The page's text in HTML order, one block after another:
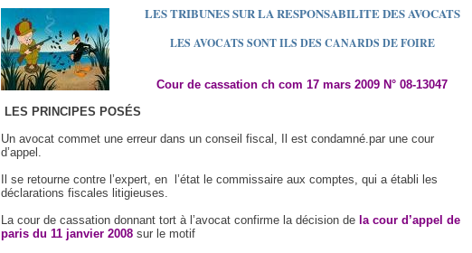
LES TRIBUNES SUR LA RESPONSABILITE DES AVOCATS
LES AVOCATS SONT ILS DES CANARDS DE FOIRE
Cour de cassation ch com 17 mars 2009 N° 08-13047
LES PRINCIPES POSÉS
Un avocat commet une erreur dans un conseil fiscal, Il est condamné.par une cour
d’appel.
Il se retourne contre l’expert, en
l’état le commissaire aux comptes, qui a établi les
déclarations fiscales litigieuses.
La cour de cassation donnant tort à l’avocat confirme la décision de la cour d’appel de
paris du 11 janvier 2008 sur le motif